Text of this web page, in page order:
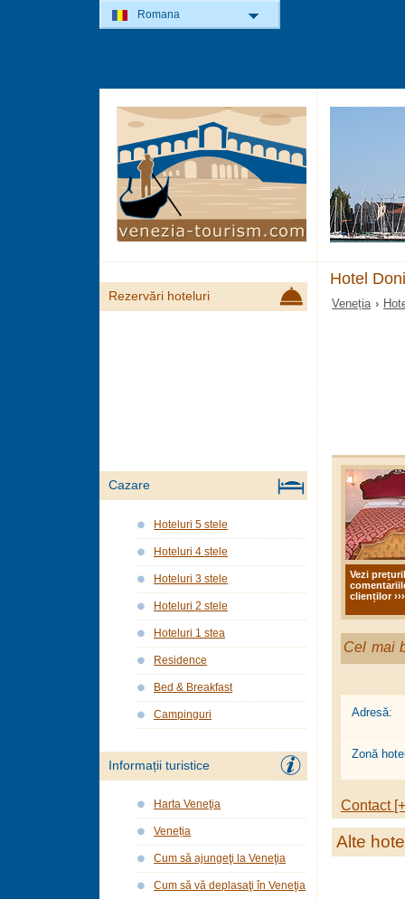
Hotel
Veneția ›
Vezi
clienților ›››
Cel mai
Adresă:
Zonă
Contact
Alte
Rezervări hoteluri
Cazare
Hoteluri 5 stele
Hoteluri 4 stele
Hoteluri 3 stele
Hoteluri 2 stele
Hoteluri 1 stea
Residence
Bed & Breakfast
Campinguri
Informații turistice
Harta Veneţia
Veneția
Cum să ajungeţi la Veneţia
Cum să vă deplasaţi în Veneţia
Romana